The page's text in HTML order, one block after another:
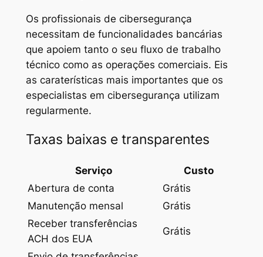
Os profissionais de cibersegurança
necessitam de funcionalidades bancárias
que apoiem tanto o seu fluxo de trabalho
técnico como as operações comerciais. Eis
as caraterísticas mais importantes que os
especialistas em cibersegurança utilizam
regularmente.
Taxas baixas e transparentes
Serviço
Custo
Abertura de conta
Grátis
Manutenção mensal
Grátis
Receber transferências
ACH dos EUA
Grátis